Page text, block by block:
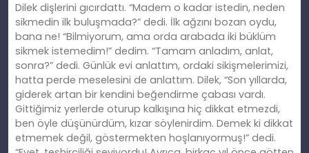
Dilek dişlerini gıcırdattı. “Madem o kadar istedin, neden
sikmedin ilk buluşmada?” dedi. İlk ağzını bozan oydu,
bana ne! “Bilmiyorum, ama orda arabada iki büklüm
sikmek istemedim!” dedim. “Tamam anladım, anlat,
sonra?” dedi. Günlük evi anlattım, ordaki sikişmelerimizi,
hatta perde meselesini de anlattım. Dilek, “Son yıllarda,
giderek artan bir kendini beğendirme çabası vardı.
Gittiğimiz yerlerde oturup kalkışına hiç dikkat etmezdi,
ben öyle düşünürdüm, kızar söylenirdim. Demek ki dikkat
etmemek değil, göstermekten hoşlanıyormuş!” dedi.